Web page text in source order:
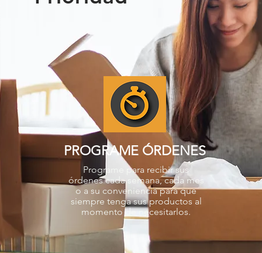
PROGRAME ÓRDENES
Programe para recibir sus
órdenes cada semana, cada mes
o a su conveniencia para que
siempre tenga sus productos al
momento de necesitarlos.